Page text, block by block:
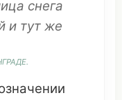
снега
и тут же